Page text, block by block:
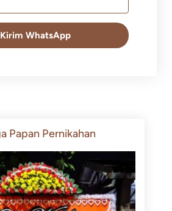
Kirim WhatsApp
Papan Pernikahan